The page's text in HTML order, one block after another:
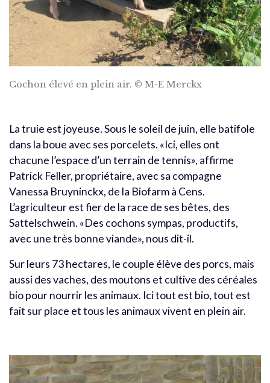
Cochon élevé en plein air. © M-E Merckx
La truie est joyeuse. Sous le soleil de juin, elle batifole
dans la boue avec ses porcelets. «Ici, elles ont
chacune l’espace d’un terrain de tennis», affirme
Patrick Feller, propriétaire, avec sa compagne
Vanessa Bruyninckx, de la Biofarm à Cens.
L’agriculteur est fier de la race de ses bêtes, des
Sattelschwein. «Des cochons sympas, productifs,
avec une très bonne viande», nous dit-il.
Sur leurs 73 hectares, le couple élève des porcs, mais
aussi des vaches, des moutons et cultive des céréales
bio pour nourrir les animaux. Ici tout est bio, tout est
fait sur place et tous les animaux vivent en plein air.